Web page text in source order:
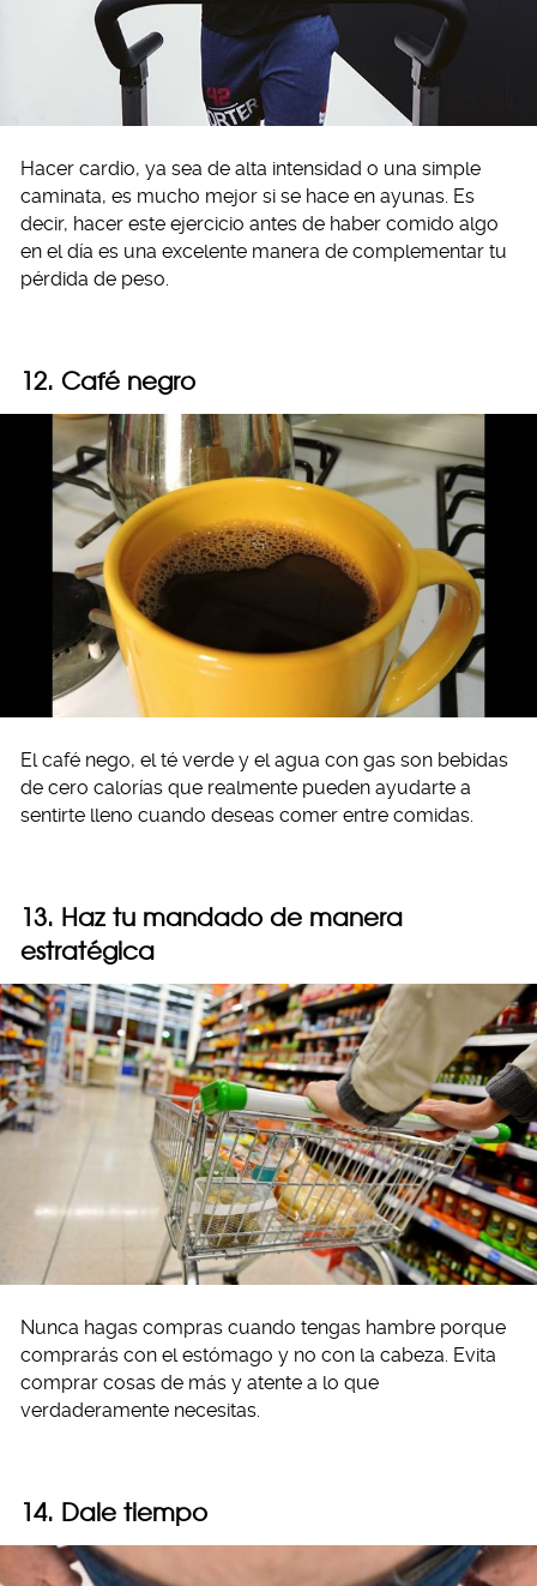
Hacer cardio, ya sea de alta intensidad o una simple
caminata, es mucho mejor si se hace en ayunas. Es
decir, hacer este ejercicio antes de haber comido algo
en el día es una excelente manera de complementar tu
pérdida de peso.
12. Café negro
El café nego, el té verde y el agua con gas son bebidas
de cero calorías que realmente pueden ayudarte a
sentirte lleno cuando deseas comer entre comidas.
13. Haz tu mandado de manera
estratégica
Nunca hagas compras cuando tengas hambre porque
comprarás con el estómago y no con la cabeza. Evita
comprar cosas de más y atente a lo que
verdaderamente necesitas.
14. Dale tiempo